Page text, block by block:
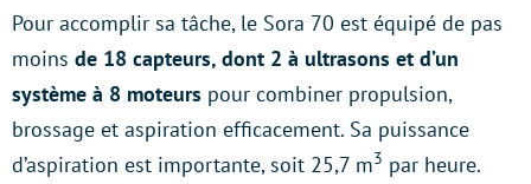
Pour accomplir sa tâche, le Sora 70 est équipé de pas
moins de 18 capteurs, dont 2 à ultrasons et d’un
système à 8 moteurs pour combiner propulsion,
brossage et aspiration efficacement. Sa puissance
d’aspiration est importante, soit 25,7 m3 par heure.